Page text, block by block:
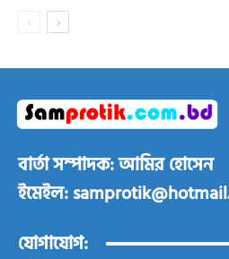
বার্তা সম্পাদক: আমির হোসেন
ইমেইল:
যোগাযোগ: